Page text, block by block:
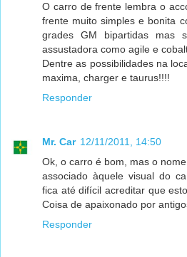
O carro de frente lembra o
frente muito simples e bonita
grades GM bipartidas mas
assustadora como agile e
Dentre as possibilidades na
maxima, charger e taurus!!!!
Responder
Mr. Car 12/11/2011, 14:50
Ok, o carro é bom, mas o
associado àquele visual do
fica até difícil acreditar que
Coisa de apaixonado por
Responder